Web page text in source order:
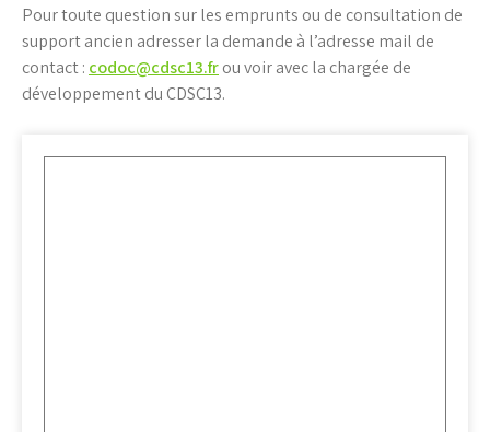
Pour toute question sur les emprunts ou de consultation de
support ancien adresser la demande à l’adresse mail de
contact : codoc@cdsc13.frou voir avec la chargée de
développement du CDSC13.